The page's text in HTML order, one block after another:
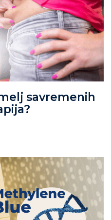
savremenih